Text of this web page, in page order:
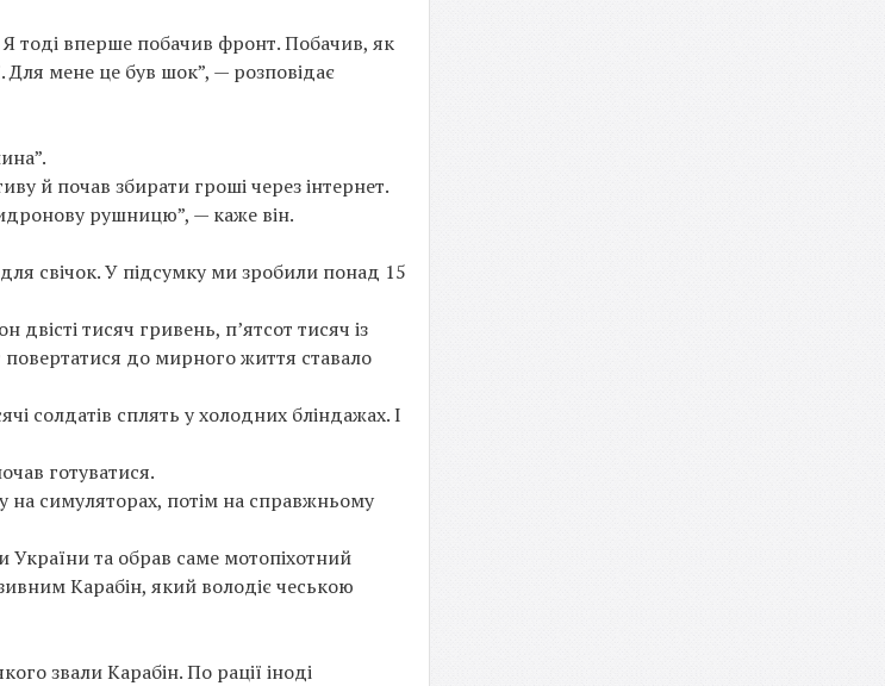
Я тоді вперше побачив фронт. Побачив, як
Для мене це був шок”, — розповідає
й почав збирати гроші через інтернет.
рушницю”, — каже він.
свічок. У підсумку ми зробили понад 15
тисяч гривень, п’ятсот тисяч із
до мирного життя ставало
солдатів сплять у холодних бліндажах. І
готуватися.
на симуляторах, потім на справжньому
та обрав саме мотопіхотний
Карабін, який володіє чеською
звали Карабін. По рації іноді